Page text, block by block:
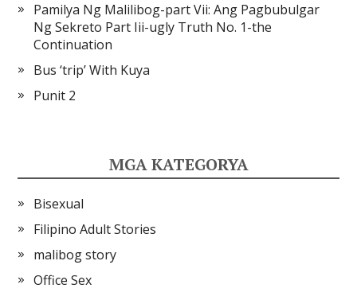
Pamilya Ng Malilibog-part Vii: Ang Pagbubulgar
Ng Sekreto Part Iii-ugly Truth No. 1-the
Continuation
Bus ‘trip’ With Kuya
Punit 2
MGA KATEGORYA
Bisexual
Filipino Adult Stories
malibog story
Office Sex